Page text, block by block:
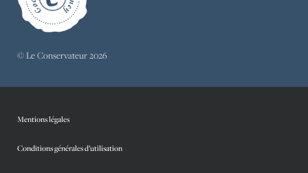
© Le Conservateur 2026
Mentions légales
Conditions générales d’utilisation